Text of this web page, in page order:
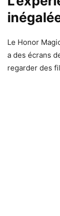
Le Honor
a des écrans
regarder des